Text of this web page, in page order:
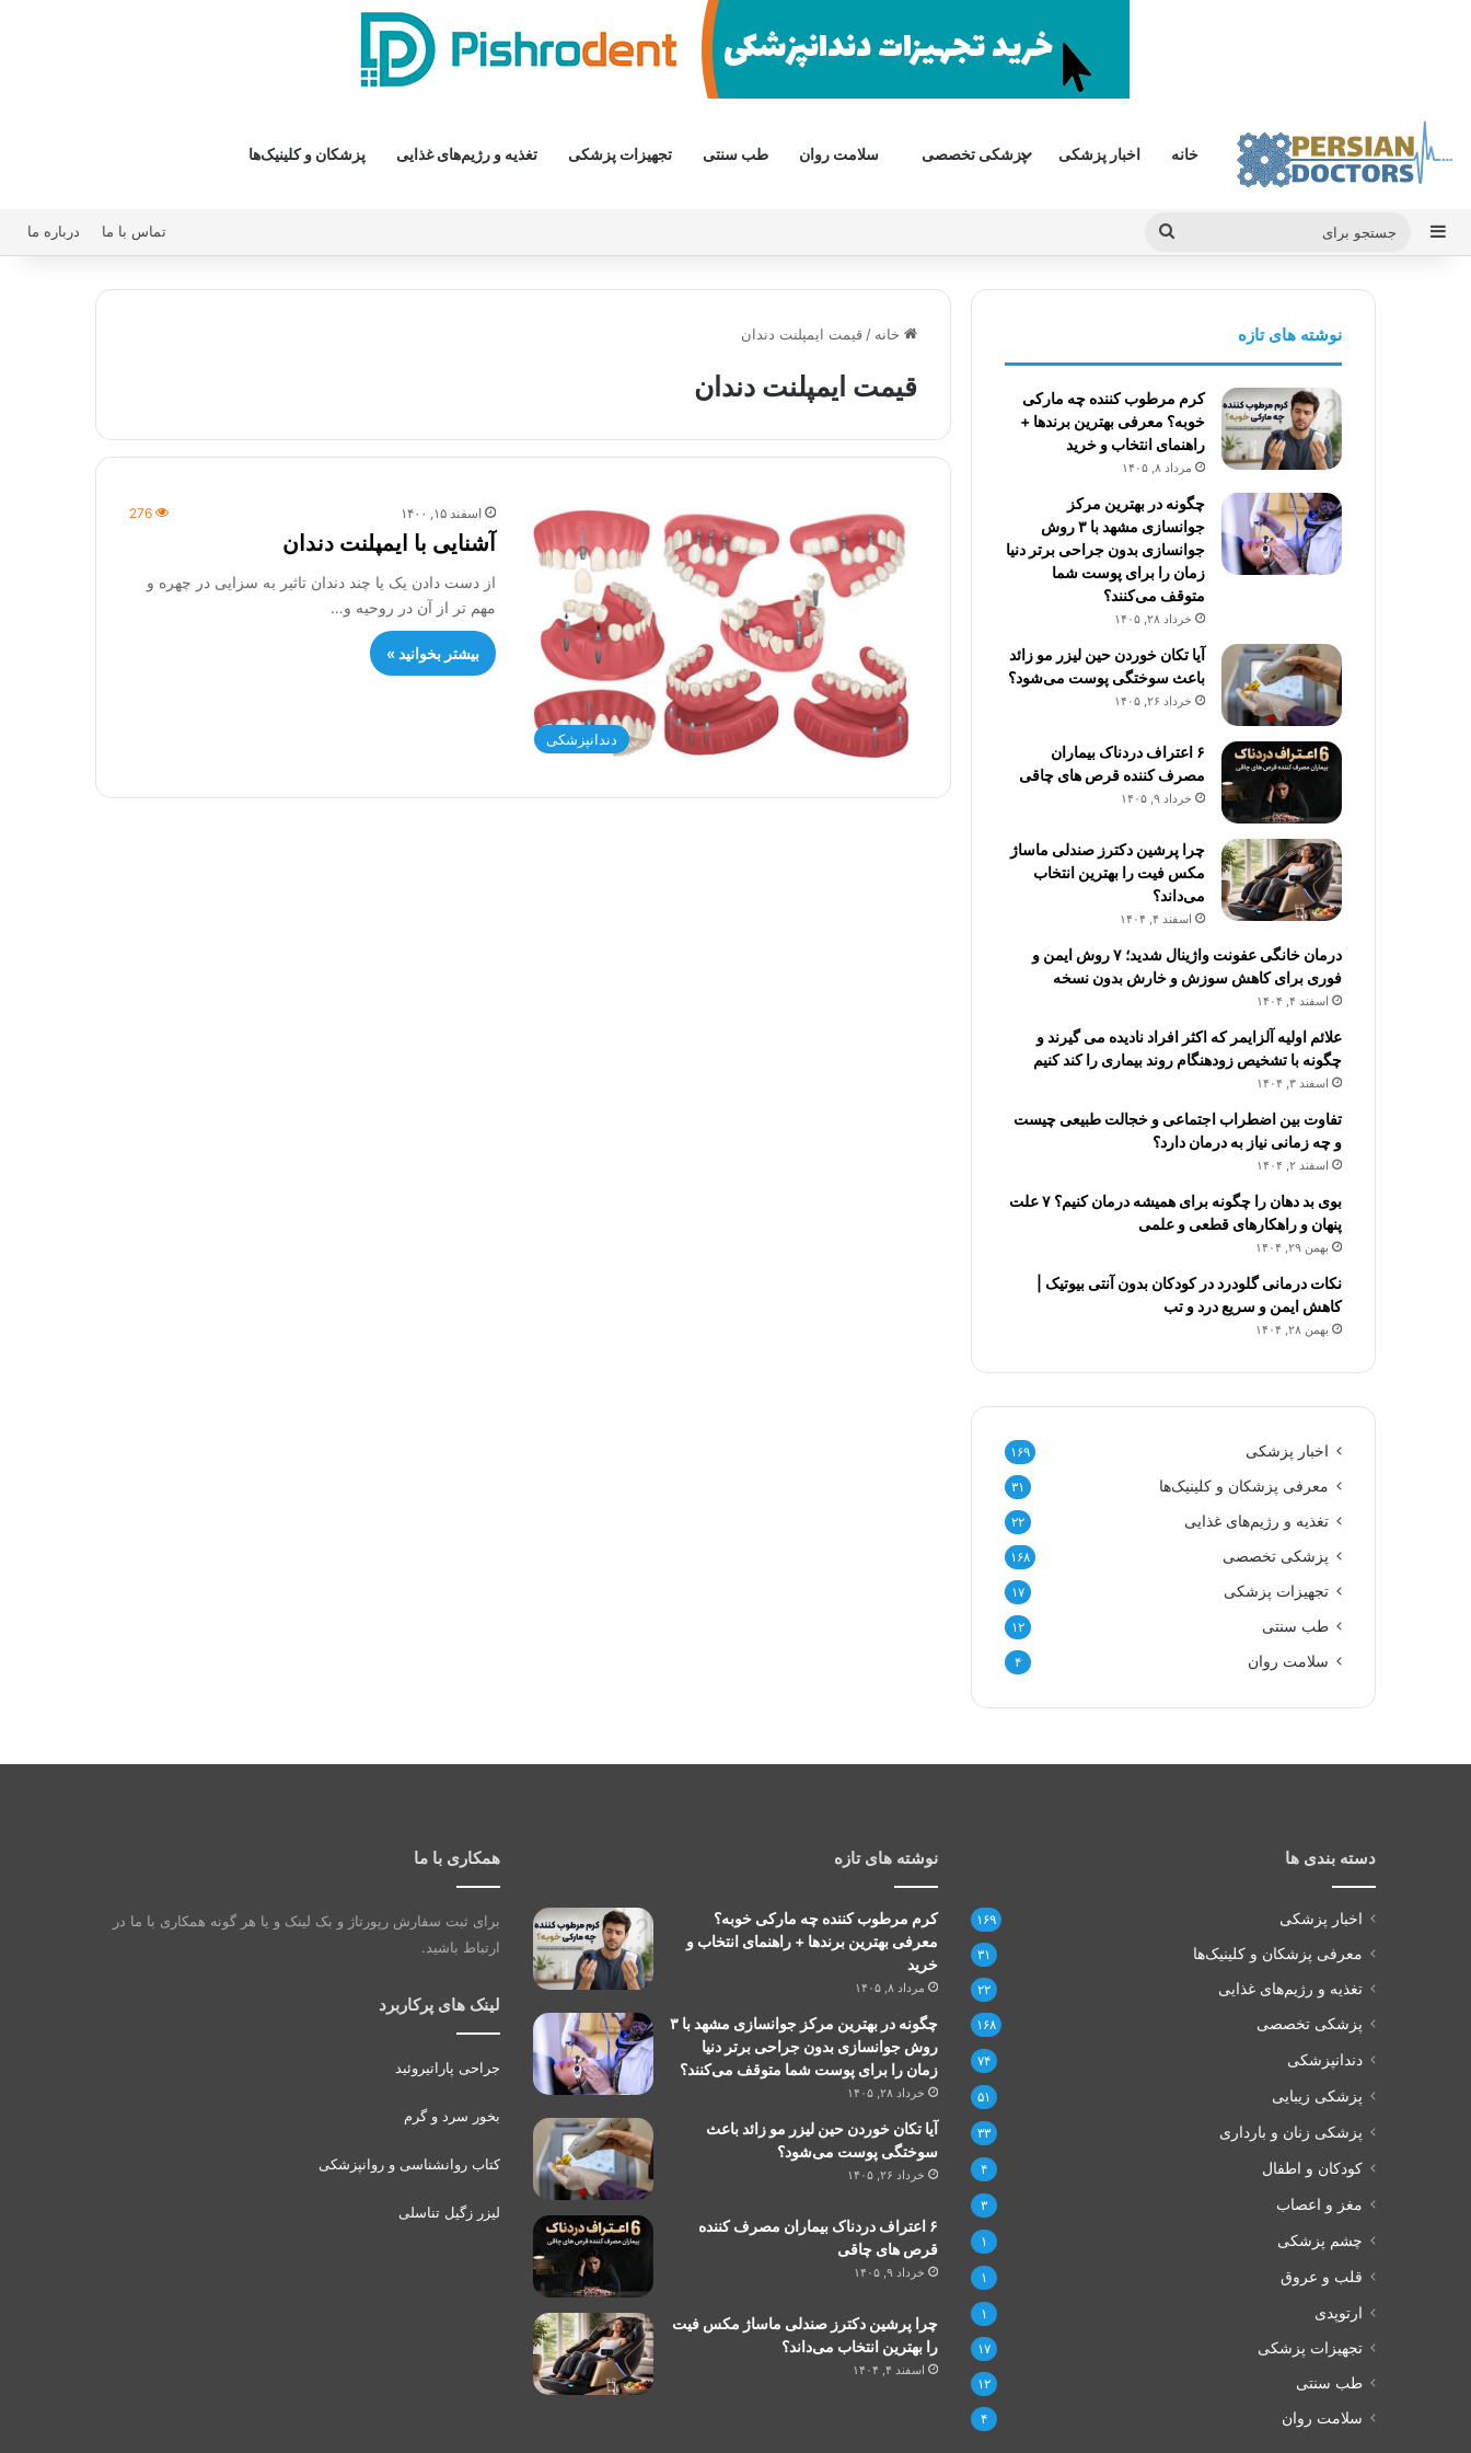
خانه اخبار پزشکی پزشکی تخصصی سلامت روان طب سنتی تجهیزات پزشکی تغذیه و رژیم‌های غذایی پزشکان و کلینیک‌ها
سایدبار تماس با ما درباره ما
خانه / قیمت ایمپلنت دندان
قیمت ایمپلنت دندان
دندانپزشکی
اسفند ۱۵, ۱۴۰۰ 276
آشنایی با ایمپلنت دندان
از دست دادن یک یا چند دندان تاثیر به سزایی در چهره و
مهم تر از آن در روحیه و…
بیشتر بخوانید »
نوشته های تازه
کرم مرطوب کننده چه مارکی
خوبه؟ معرفی بهترین برندها +
راهنمای انتخاب و خرید
مرداد ۸, ۱۴۰۵
چگونه در بهترین مرکز
جوانسازی مشهد با ۳ روش
جوانسازی بدون جراحی برتر دنیا
زمان را برای پوست شما
متوقف می‌کنند؟
خرداد ۲۸, ۱۴۰۵
آیا تکان خوردن حین لیزر مو زائد
باعث سوختگی پوست می‌شود؟
خرداد ۲۶, ۱۴۰۵
۶ اعتراف دردناک بیماران
مصرف کننده قرص های چاقی
خرداد ۹, ۱۴۰۵
چرا پرشین دکترز صندلی ماساژ
مکس فیت را بهترین انتخاب
می‌داند؟
اسفند ۴, ۱۴۰۴
درمان خانگی عفونت واژینال شدید؛ ۷ روش ایمن و
فوری برای کاهش سوزش و خارش بدون نسخه
اسفند ۴, ۱۴۰۴
علائم اولیه آلزایمر که اکثر افراد نادیده می گیرند و
چگونه با تشخیص زودهنگام روند بیماری را کند کنیم
اسفند ۳, ۱۴۰۴
تفاوت بین اضطراب اجتماعی و خجالت طبیعی چیست
و چه زمانی نیاز به درمان دارد؟
اسفند ۲, ۱۴۰۴
بوی بد دهان را چگونه برای همیشه درمان کنیم؟ ۷ علت
پنهان و راهکارهای قطعی و علمی
بهمن ۲۹, ۱۴۰۴
نکات درمانی گلودرد در کودکان بدون آنتی بیوتیک |
کاهش ایمن و سریع درد و تب
بهمن ۲۸, ۱۴۰۴
اخبار پزشکی ۱۶۹
معرفی پزشکان و کلینیک‌ها ۳۱
تغذیه و رژیم‌های غذایی ۲۲
پزشکی تخصصی ۱۶۸
تجهیزات پزشکی ۱۷
طب سنتی ۱۲
سلامت روان ۴
دسته بندی ها
اخبار پزشکی ۱۶۹
معرفی پزشکان و کلینیک‌ها ۳۱
تغذیه و رژیم‌های غذایی ۲۲
پزشکی تخصصی ۱۶۸
دندانپزشکی ۷۴
پزشکی زیبایی ۵۱
پزشکی زنان و بارداری ۳۳
کودکان و اطفال ۴
مغز و اعصاب ۳
چشم پزشکی ۱
قلب و عروق ۱
ارتوپدی ۱
تجهیزات پزشکی ۱۷
طب سنتی ۱۲
سلامت روان ۴
نوشته های تازه
کرم مرطوب کننده چه مارکی خوبه؟
معرفی بهترین برندها + راهنمای انتخاب و
خرید
مرداد ۸, ۱۴۰۵
چگونه در بهترین مرکز جوانسازی مشهد با ۳
روش جوانسازی بدون جراحی برتر دنیا
زمان را برای پوست شما متوقف می‌کنند؟
خرداد ۲۸, ۱۴۰۵
آیا تکان خوردن حین لیزر مو زائد باعث
سوختگی پوست می‌شود؟
خرداد ۲۶, ۱۴۰۵
۶ اعتراف دردناک بیماران مصرف کننده
قرص های چاقی
خرداد ۹, ۱۴۰۵
چرا پرشین دکترز صندلی ماساژ مکس فیت
را بهترین انتخاب می‌داند؟
اسفند ۴, ۱۴۰۴
همکاری با ما
برای ثبت سفارش رپورتاژ و بک لینک و یا هر گونه همکاری با ما در
ارتباط باشید.
لینک های پرکاربرد
جراحی پاراتیروئید
بخور سرد و گرم
کتاب روانشناسی و روانپزشکی
لیزر زگیل تناسلی